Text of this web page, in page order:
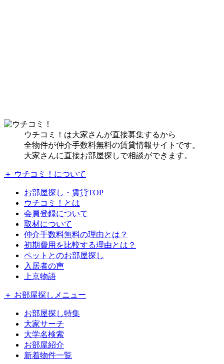
ウチコミ！は大家さんが直接募集するから
全物件が仲介手数料無料の賃貸情報サイトです。
大家さんに直接お部屋探しで相談ができます。
＋ ウチコミ！について
お部屋探し・賃貸TOP
ウチコミ！とは
会員登録について
取材について
仲介手数料無料の理由とは？
初期費用を比較する理由とは？
ペットとのお部屋探し
入居者の声
上京物語
＋ お部屋探しメニュー
お部屋探し特集
大家サーチ
大学名検索
お部屋紹介
新着物件一覧